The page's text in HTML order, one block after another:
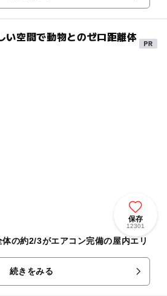
い空間で動物とのゼロ距離体
保存
12301
の約2/3がエアコン完備の屋内エリ
続きをみる